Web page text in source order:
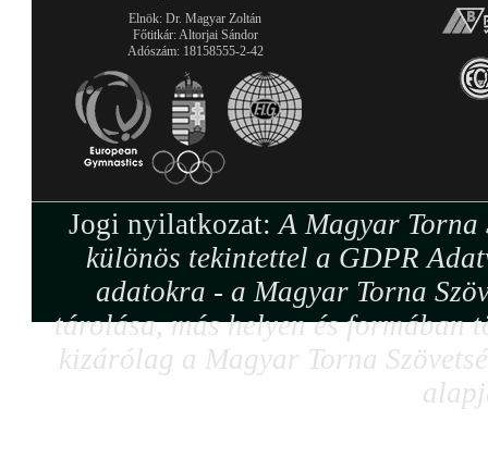
Elnök: Dr. Magyar Zoltán
Főtitkár: Altorjai Sándor
Adószám: 18158555-2-42
Jogi nyilatkozat:A Magyar Torna
különös tekintettel a GDPR
adatokra - a Magyar Torna
tárolása, más helyen és formában
kizárólag a Magyar Torna